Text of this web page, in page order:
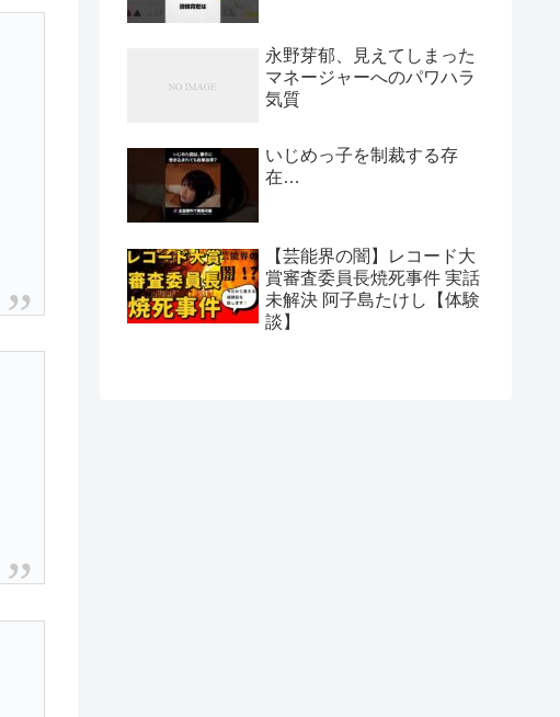
永野芽郁、見えてしまった
マネージャーへのパワハラ
気質
いじめっ子を制裁する存
在…
【芸能界の闇】レコード大
賞審査委員長焼死事件 実話
未解決 阿子島たけし【体験
談】